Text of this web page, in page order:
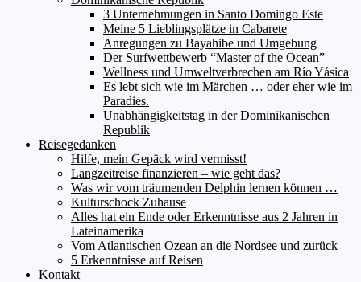
3 Unternehmungen in Santo Domingo Este
Meine 5 Lieblingsplätze in Cabarete
Anregungen zu Bayahibe und Umgebung
Der Surfwettbewerb “Master of the Ocean”
Wellness und Umweltverbrechen am Río Yásica
Es lebt sich wie im Märchen … oder eher wie im
Paradies.
Unabhängigkeitstag in der Dominikanischen
Republik
Reisegedanken
Hilfe, mein Gepäck wird vermisst!
Langzeitreise finanzieren – wie geht das?
Was wir vom träumenden Delphin lernen können …
Kulturschock Zuhause
Alles hat ein Ende oder Erkenntnisse aus 2 Jahren in
Lateinamerika
Vom Atlantischen Ozean an die Nordsee und zurück
5 Erkenntnisse auf Reisen
Kontakt